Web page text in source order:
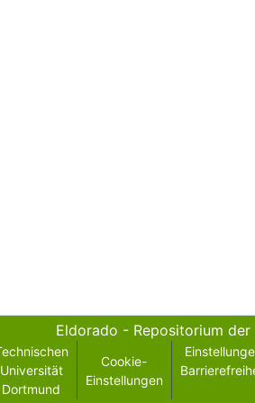
Eldorado - Repositorium
Universität
Dortmund
Cookie-
Einstellungen